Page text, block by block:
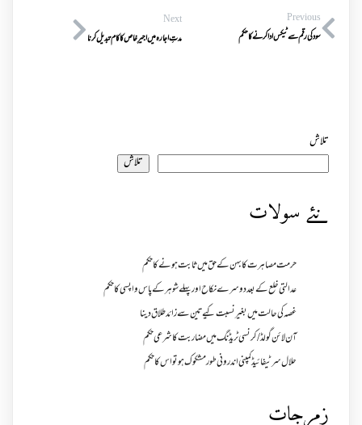
Previous
سودکی رقم سے ٹیکس اداکرنے کاحکم
Next
مدتِ اجارہ میں اجیرِ خاص کا کام تبدیل کرنا
تلاش
تلاش
نئے سولات
حرمت مصاہرت کا بہن کے حق میں ثابت ہونے کا حکم
عدالتی خلع کے بعد دوسرے نکاح اور پہلے شوہر کے پاس واپسی کا حکم
غصہ کی حالت میں بغیر نسبت کیے تین سے زائد طلاق دینا
آن لائن گولڈ /کرنسی ٹریڈنگ میں مضاربت کا شرعی حکم
حلال سرٹیفائیڈ کمپنی اندرونی طور مشکوک ہو تو اس کا حکم
زمرجات